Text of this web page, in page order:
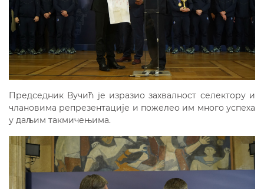
Председник Вучић је изразио захвалност селектору и
члановима репрезентације и пожелео им много успеха
у даљим такмичењима.